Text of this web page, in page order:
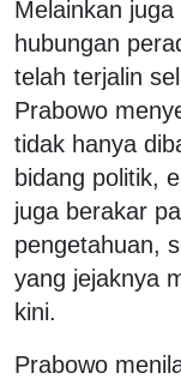
Melainkan
hubungan
telah terjalin
Prabowo
tidak hanya
bidang politik,
juga berakar
pengetahuan,
yang jejaknya
kini.
Prabowo